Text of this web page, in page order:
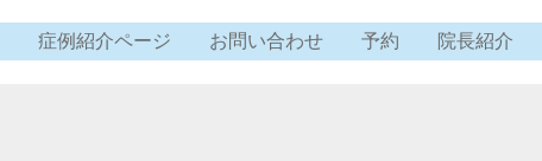
症例紹介ページ お問い合わせ 予約 院長紹介